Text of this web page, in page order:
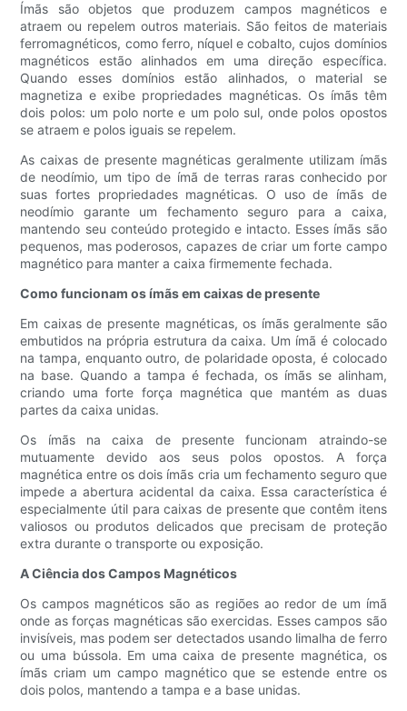
Ímãs são objetos que produzem campos magnéticos e
atraem ou repelem outros materiais. São feitos de materiais
ferromagnéticos, como ferro, níquel e cobalto, cujos domínios
magnéticos estão alinhados em uma direção específica.
Quando esses domínios estão alinhados, o material se
magnetiza e exibe propriedades magnéticas. Os ímãs têm
dois polos: um polo norte e um polo sul, onde polos opostos
se atraem e polos iguais se repelem.
As caixas de presente magnéticas geralmente utilizam ímãs
de neodímio, um tipo de ímã de terras raras conhecido por
suas fortes propriedades magnéticas. O uso de ímãs de
neodímio garante um fechamento seguro para a caixa,
mantendo seu conteúdo protegido e intacto. Esses ímãs são
pequenos, mas poderosos, capazes de criar um forte campo
magnético para manter a caixa firmemente fechada.
Como funcionam os ímãs em caixas de presente
Em caixas de presente magnéticas, os ímãs geralmente são
embutidos na própria estrutura da caixa. Um ímã é colocado
na tampa, enquanto outro, de polaridade oposta, é colocado
na base. Quando a tampa é fechada, os ímãs se alinham,
criando uma forte força magnética que mantém as duas
partes da caixa unidas.
Os ímãs na caixa de presente funcionam atraindo-se
mutuamente devido aos seus polos opostos. A força
magnética entre os dois ímãs cria um fechamento seguro que
impede a abertura acidental da caixa. Essa característica é
especialmente útil para caixas de presente que contêm itens
valiosos ou produtos delicados que precisam de proteção
extra durante o transporte ou exposição.
A Ciência dos Campos Magnéticos
Os campos magnéticos são as regiões ao redor de um ímã
onde as forças magnéticas são exercidas. Esses campos são
invisíveis, mas podem ser detectados usando limalha de ferro
ou uma bússola. Em uma caixa de presente magnética, os
ímãs criam um campo magnético que se estende entre os
dois polos, mantendo a tampa e a base unidas.